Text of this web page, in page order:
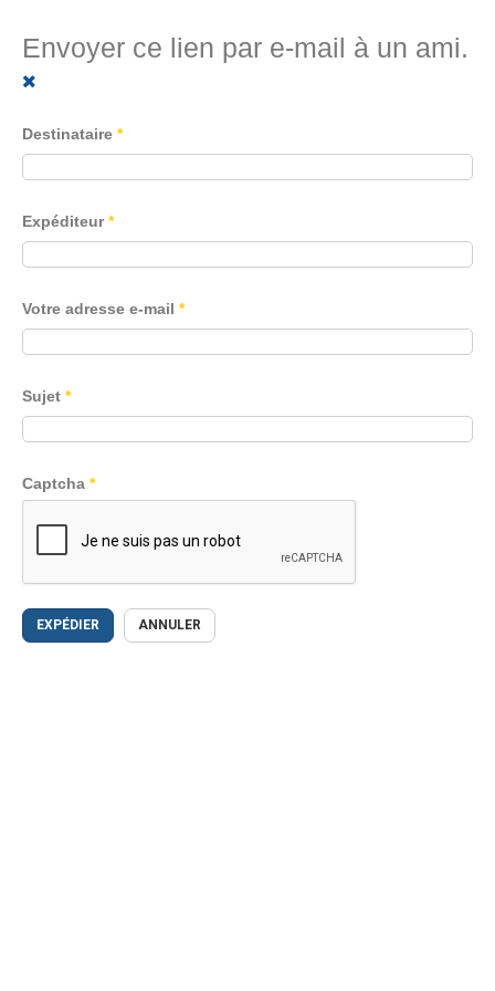
Envoyer ce lien par e-mail à un ami.
Destinataire *
Expéditeur*
Votre adresse e-mail *
Sujet *
Captcha *
EXPÉDIER ANNULER